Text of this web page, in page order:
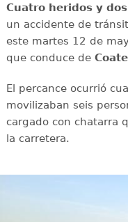
Cuatro heridos y
un accidente de
este martes 12 de
que conduce de
El percance ocurrió
movilizaban seis
cargado con chatarra
la carretera.